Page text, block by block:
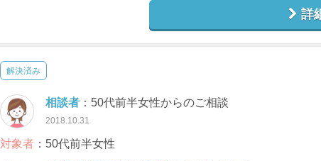
詳
解決済み
相談者 ：50代前半女性からのご相談
2018.10.31
対象者 ：50代前半女性